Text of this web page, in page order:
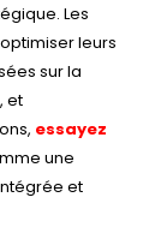
Les
leurs
sur la
et
essayez
une
et